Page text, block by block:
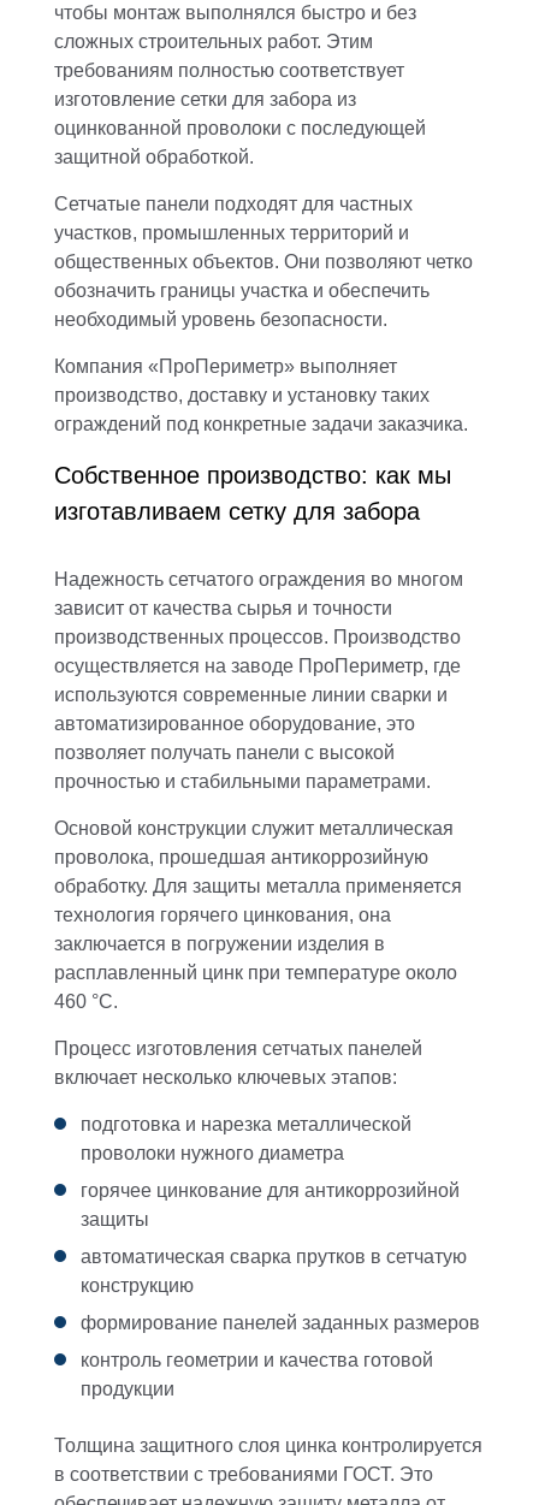
чтобы монтаж выполнялся быстро и без
сложных строительных работ. Этим
требованиям полностью соответствует
изготовление сетки для забора из
оцинкованной проволоки с последующей
защитной обработкой.
Сетчатые панели подходят для частных
участков, промышленных территорий и
общественных объектов. Они позволяют четко
обозначить границы участка и обеспечить
необходимый уровень безопасности.
Компания «ПроПериметр» выполняет
производство, доставку и установку таких
ограждений под конкретные задачи заказчика.
Собственное производство: как мы
изготавливаем сетку для забора
Надежность сетчатого ограждения во многом
зависит от качества сырья и точности
производственных процессов. Производство
осуществляется на заводе ПроПериметр, где
используются современные линии сварки и
автоматизированное оборудование, это
позволяет получать панели с высокой
прочностью и стабильными параметрами.
Основой конструкции служит металлическая
проволока, прошедшая антикоррозийную
обработку. Для защиты металла применяется
технология горячего цинкования, она
заключается в погружении изделия в
расплавленный цинк при температуре около
460 °C.
Процесс изготовления сетчатых панелей
включает несколько ключевых этапов:
подготовка и нарезка металлической
проволоки нужного диаметра
горячее цинкование для антикоррозийной
защиты
автоматическая сварка прутков в сетчатую
конструкцию
формирование панелей заданных размеров
контроль геометрии и качества готовой
продукции
Толщина защитного слоя цинка контролируется
в соответствии с требованиями ГОСТ. Это